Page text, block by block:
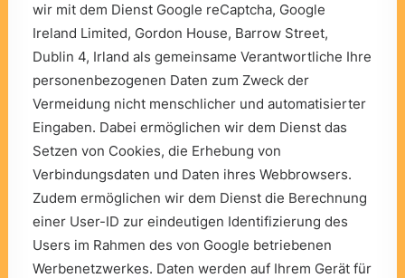
wir mit dem Dienst Google reCaptcha, Google
Ireland Limited, Gordon House, Barrow Street,
Dublin 4, Irland als gemeinsame Verantwortliche Ihre
personenbezogenen Daten zum Zweck der
Vermeidung nicht menschlicher und automatisierter
Eingaben. Dabei ermöglichen wir dem Dienst das
Setzen von Cookies, die Erhebung von
Verbindungsdaten und Daten ihres Webbrowsers.
Zudem ermöglichen wir dem Dienst die Berechnung
einer User-ID zur eindeutigen Identifizierung des
Users im Rahmen des von Google betriebenen
Werbenetzwerkes. Daten werden auf Ihrem Gerät für